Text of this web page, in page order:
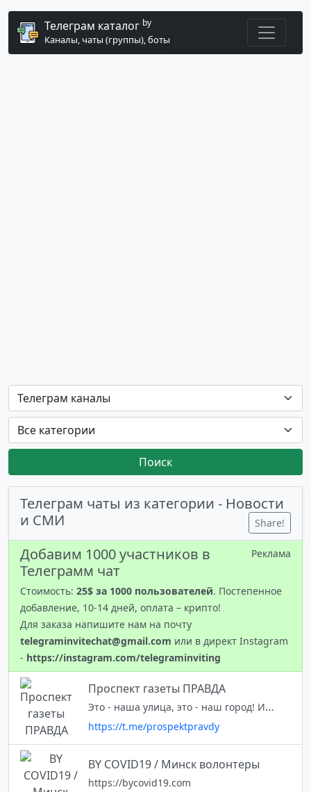
Телеграм каталог by
Каналы, чаты (группы), боты
Поиск
Телеграм чаты из категории - Новости
и СМИ
Share!
Добавим 1000 участников в
Телеграмм чат
Реклама
Стоимость: 25$ за 1000 пользователей. Постепенное
добавление, 10-14 дней, оплата – крипто!
Для заказа напишите нам на почту
telegraminvitechat@gmail.com или в директ Instagram
- https://instagram.com/telegraminviting
Проспект газеты ПРАВДА
Это - наша улица, это - наш город! И мы знаем, как сделать его ещё лучше🤍
https://t.me/prospektpravdy
BY COVID19 / Минск волонтеры
https://bycovid19.com